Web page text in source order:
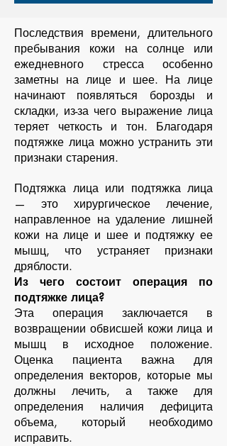
Последствия времени, длительного
пребывания кожи на солнце или
ежедневного стресса особенно
заметны на лице и шее. На лице
начинают появляться борозды и
складки, из-за чего выражение лица
теряет четкость и тон. Благодаря
подтяжке лица можно устранить эти
признаки старения.
Подтяжка лица или подтяжка лица
— это хирургическое лечение,
направленное на удаление лишней
кожи на лице и шее и подтяжку ее
мышц, что устраняет признаки
дряблости.
Из чего состоит операция по
подтяжке лица?
Эта операция заключается в
возвращении обвисшей кожи лица и
мышц в исходное положение.
Оценка пациента важна для
определения векторов, которые мы
должны лечить, а также для
определения наличия дефицита
объема, который необходимо
исправить.